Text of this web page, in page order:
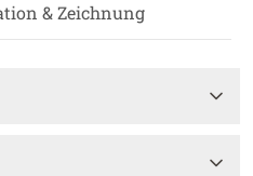
& Zeichnung